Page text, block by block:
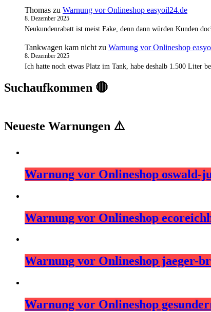
Thomas zu Warnung vor Onlineshop easyoil24.de
8. Dezember 2025
Neukundenrabatt ist meist Fake, denn dann würden Kunden
Tankwagen kam nicht zu Warnung vor Onlineshop
8. Dezember 2025
Ich hatte noch etwas Platz im Tank, habe deshalb 1.500 Liter
Suchaufkommen 🔴
Neueste Warnungen ⚠️
Warnung vor Onlineshop oswald-
Warnung vor Onlineshop
Warnung vor Onlineshop jaeger-
Warnung vor Onlineshop